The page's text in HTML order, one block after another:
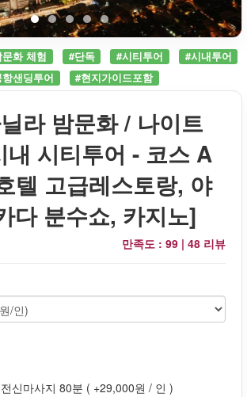
화 체험 #단독 #시티투어
#시내투어
샌딩투어
#현지가이드포함
라 밤문화 / 나이트
내 시티투어 - 코스 A
텔 고급레스토랑, 야
다 분수쇼, 카지노]
만족도 : 99 | 48 리뷰
신마사지 80분 ( +29,000원 / 인 )